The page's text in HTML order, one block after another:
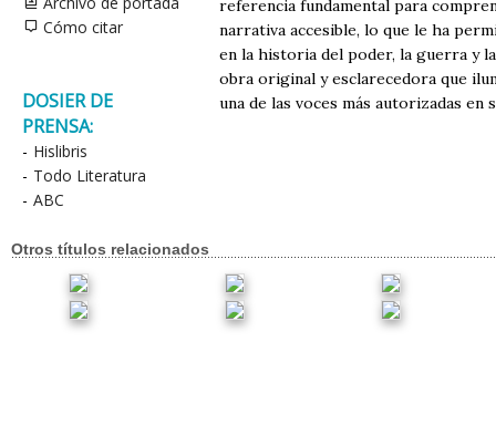
Cómo citar
DOSIER DE
PRENSA:
- Hislibris
- Todo Literatura
- ABC
referencia fundamental para
narrativa accesible, lo que le ha
en la historia del poder, la guerra y
obra original y esclarecedora que
una de las voces más autorizadas en
Otros títulos relacionados